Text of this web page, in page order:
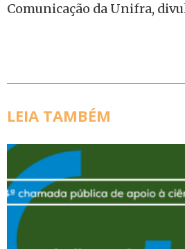
Comunicação da Unifra,
LEIA TAMBÉM